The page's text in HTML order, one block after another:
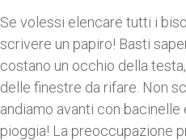
Se volessi elencare tutti i
scrivere un papiro! Basti
costano un occhio della
delle finestre da rifare. Non
andiamo avanti con
pioggia! La preoccupazione